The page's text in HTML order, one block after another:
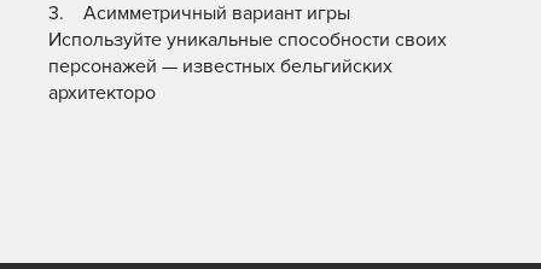
3. Асимметричный вариант игры
Используйте уникальные способности своих
персонажей — известных бельгийских
архитекторо